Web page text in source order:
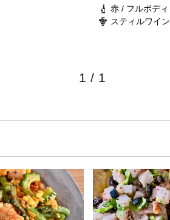
赤 / フルボディ
スティルワイン
1 / 1